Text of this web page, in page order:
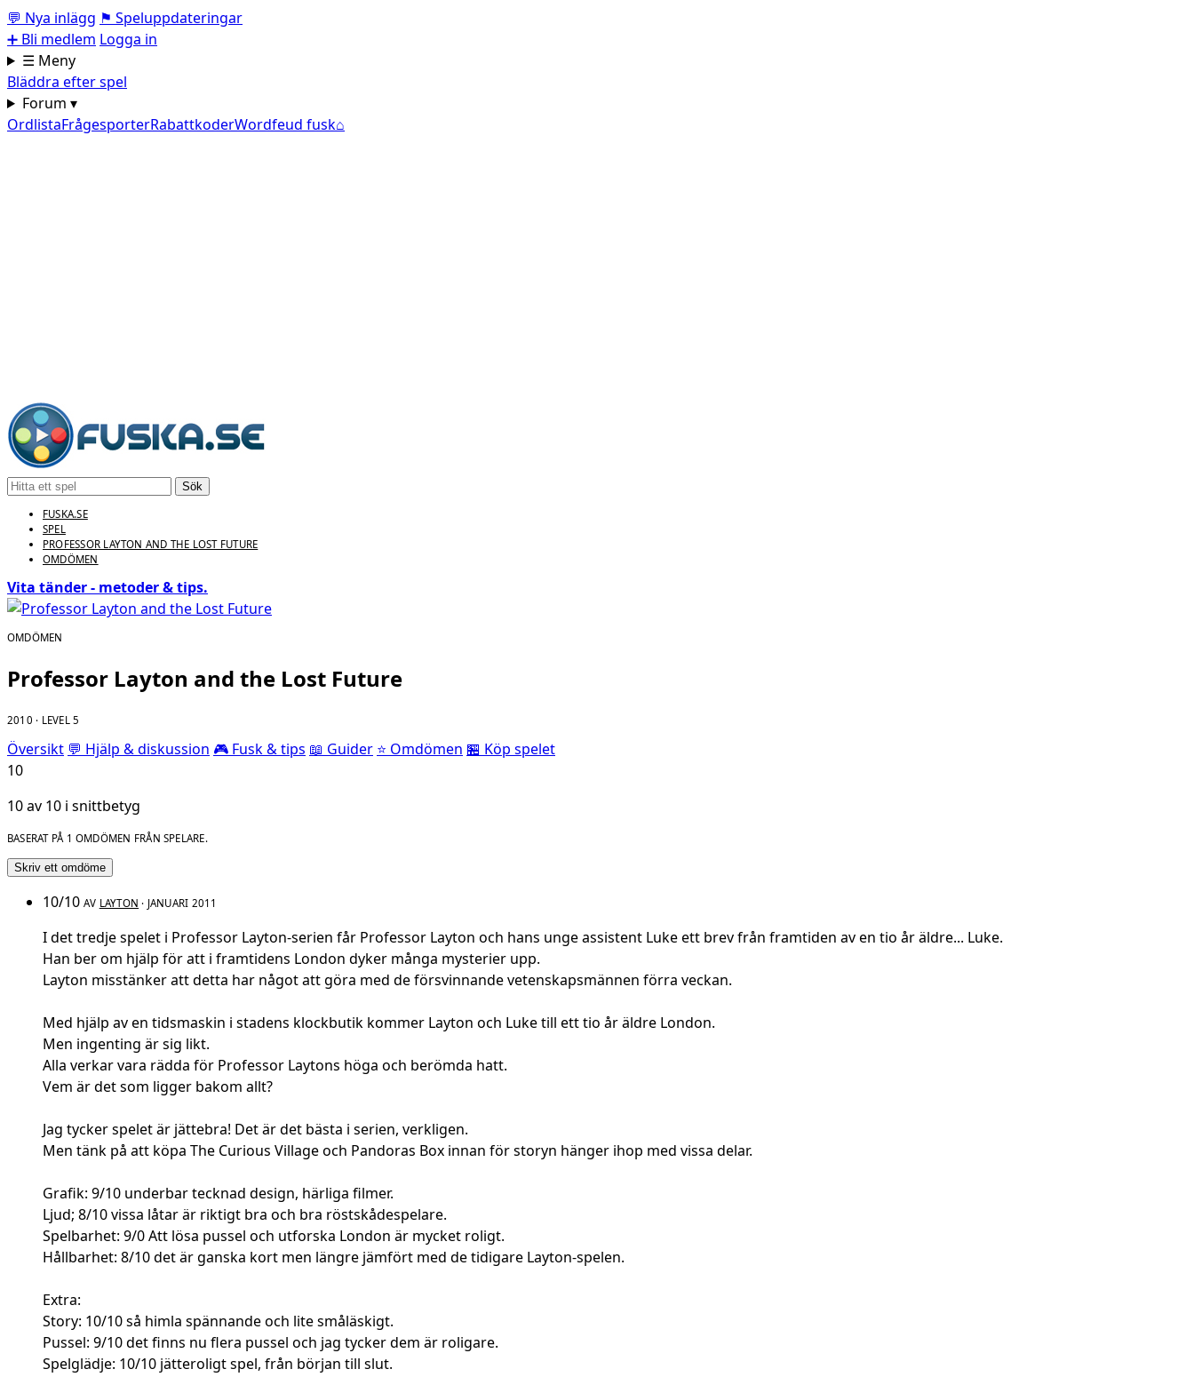
💬 Nya inlägg ⚑ Speluppdateringar
➕ Bli medlem Logga in
☰ Meny
Bläddra efter spel
Forum ▾
OrdlistaFrågesporterRabattkoderWordfeud fusk⌂
Sök
FUSKA.SE
SPEL
PROFESSOR LAYTON AND THE LOST FUTURE
OMDÖMEN
Vita tänder - metoder & tips.
OMDÖMEN
Professor Layton and the Lost Future
2010 · LEVEL 5
Översikt 💬 Hjälp & diskussion 🎮 Fusk & tips 📖 Guider ⭐ Omdömen 🏪 Köp spelet
10
10 av 10 i snittbetyg
BASERAT PÅ 1 OMDÖMEN FRÅN SPELARE.
Skriv ett omdöme
10/10 AV LAYTON · JANUARI 2011
I det tredje spelet i Professor Layton-serien får Professor Layton och hans unge assistent Luke ett brev från framtiden av en tio år äldre... Luke.
Han ber om hjälp för att i framtidens London dyker många mysterier upp.
Layton misstänker att detta har något att göra med de försvinnande vetenskapsmännen förra veckan.
Med hjälp av en tidsmaskin i stadens klockbutik kommer Layton och Luke till ett tio år äldre London.
Men ingenting är sig likt.
Alla verkar vara rädda för Professor Laytons höga och berömda hatt.
Vem är det som ligger bakom allt?
Jag tycker spelet är jättebra! Det är det bästa i serien, verkligen.
Men tänk på att köpa The Curious Village och Pandoras Box innan för storyn hänger ihop med vissa delar.
Grafik: 9/10 underbar tecknad design, härliga filmer.
Ljud; 8/10 vissa låtar är riktigt bra och bra röstskådespelare.
Spelbarhet: 9/0 Att lösa pussel och utforska London är mycket roligt.
Hållbarhet: 8/10 det är ganska kort men längre jämfört med de tidigare Layton-spelen.
Extra:
Story: 10/10 så himla spännande och lite småläskigt.
Pussel: 9/10 det finns nu flera pussel och jag tycker dem är roligare.
Spelglädje: 10/10 jätteroligt spel, från början till slut.